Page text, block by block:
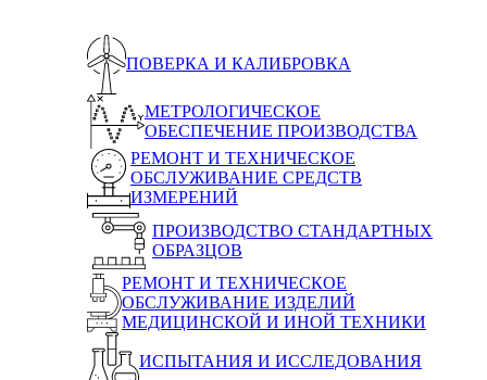
ПОВЕРКА И КАЛИБРОВКА
МЕТРОЛОГИЧЕСКОЕ
ОБЕСПЕЧЕНИЕ ПРОИЗВОДСТВА
РЕМОНТ И ТЕХНИЧЕСКОЕ
ОБСЛУЖИВАНИЕ СРЕДСТВ
ИЗМЕРЕНИЙ
ПРОИЗВОДСТВО СТАНДАРТНЫХ
ОБРАЗЦОВ
РЕМОНТ И ТЕХНИЧЕСКОЕ
ОБСЛУЖИВАНИЕ ИЗДЕЛИЙ
МЕДИЦИНСКОЙ И ИНОЙ ТЕХНИКИ
ИСПЫТАНИЯ И ИССЛЕДОВАНИЯ